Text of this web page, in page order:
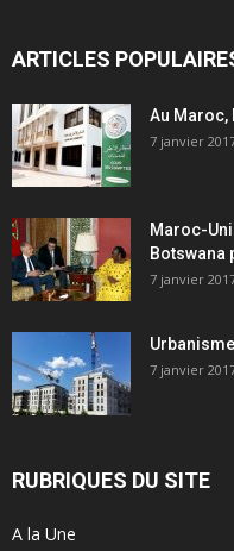
ARTICLES
Au
7 janvier
Maroc-
Botswana
7 janvier
7 janvier
RUBRIQUES DU SITE
A la Une